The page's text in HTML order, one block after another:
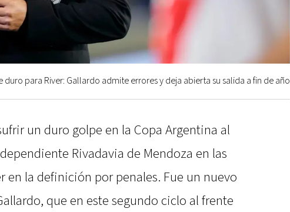
duro para River: Gallardo admite errores y deja abierta su salida a fin de año
un duro golpe en la Copa Argentina al
Rivadavia de Mendoza en las
en la definición por penales. Fue un nuevo
que en este segundo ciclo al frente